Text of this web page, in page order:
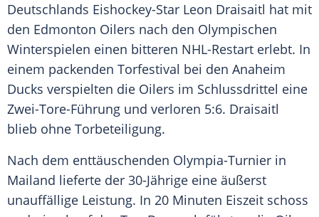
Deutschlands Eishockey-Star Leon Draisaitl hat mit
den Edmonton Oilers nach den Olympischen
Winterspielen einen bitteren NHL-Restart erlebt. In
einem packenden Torfestival bei den Anaheim
Ducks verspielten die Oilers im Schlussdrittel eine
Zwei-Tore-Führung und verloren 5:6. Draisaitl
blieb ohne Torbeteiligung.
Nach dem enttäuschenden Olympia-Turnier in
Mailand lieferte der 30-Jährige eine äußerst
unauffällige Leistung. In 20 Minuten Eiszeit schoss